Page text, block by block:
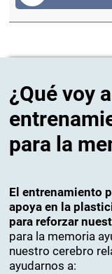
¿Qué voy
para la
El entrenamiento
apoya en la
para reforzar
para la memoria
nuestro cerebro
ayudarnos a: